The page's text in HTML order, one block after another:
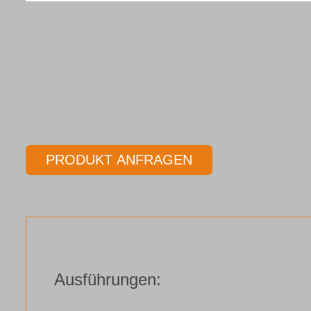
PRODUKT ANFRAGEN
Ausführungen: